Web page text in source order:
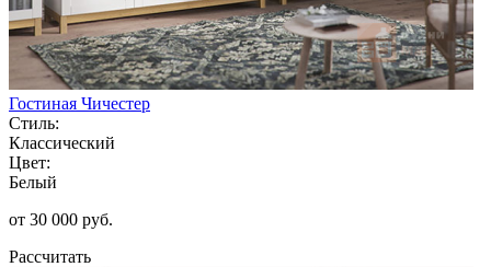
Гостиная Чичестер
Стиль:
Классический
Цвет:
Белый
от 30 000 руб.
Рассчитать